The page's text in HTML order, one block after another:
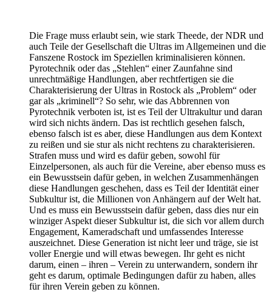
Die Frage muss erlaubt sein, wie stark Theede, der NDR und
auch Teile der Gesellschaft die Ultras im Allgemeinen und die
Fanszene Rostock im Speziellen kriminalisieren können.
Pyrotechnik oder das „Stehlen“ einer Zaunfahne sind
unrechtmäßige Handlungen, aber rechtfertigen sie die
Charakterisierung der Ultras in Rostock als „Problem“ oder
gar als „kriminell“? So sehr, wie das Abbrennen von
Pyrotechnik verboten ist, ist es Teil der Ultrakultur und daran
wird sich nichts ändern. Das ist rechtlich gesehen falsch,
ebenso falsch ist es aber, diese Handlungen aus dem Kontext
zu reißen und sie stur als nicht rechtens zu charakterisieren.
Strafen muss und wird es dafür geben, sowohl für
Einzelpersonen, als auch für die Vereine, aber ebenso muss es
ein Bewusstsein dafür geben, in welchen Zusammenhängen
diese Handlungen geschehen, dass es Teil der Identität einer
Subkultur ist, die Millionen von Anhängern auf der Welt hat.
Und es muss ein Bewusstsein dafür geben, dass dies nur ein
winziger Aspekt dieser Subkultur ist, die sich vor allem durch
Engagement, Kameradschaft und umfassendes Interesse
auszeichnet. Diese Generation ist nicht leer und träge, sie ist
voller Energie und will etwas bewegen. Ihr geht es nicht
darum, einen – ihren – Verein zu unterwandern, sondern ihr
geht es darum, optimale Bedingungen dafür zu haben, alles
für ihren Verein geben zu können.